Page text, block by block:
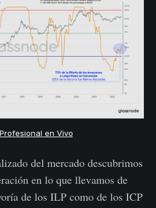
en Vivo
del mercado descubrimos
en lo que llevamos de
de los ILP como de los ICP